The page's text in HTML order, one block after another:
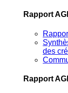
Rapport
des
Rapport